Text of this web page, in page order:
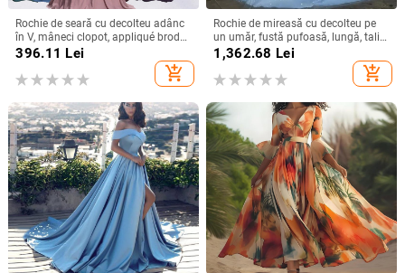
Rochie de seară cu decolteu adânc
în V, mâneci clopot, appliqué brodat
cu paiete, croială lungă A-line
396.11 Lei
add_shopping_cart
Rochie de mireasă cu decolteu pe
un umăr, fustă pufoasă, lungă, talie
înaltă, material poliester
1,362.68 Lei
add_shopping_cart